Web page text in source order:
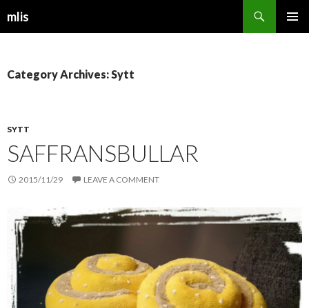
mlis
Category Archives: Sytt
SYTT
SAFFRANSBULLAR
2015/11/29 LEAVE A COMMENT